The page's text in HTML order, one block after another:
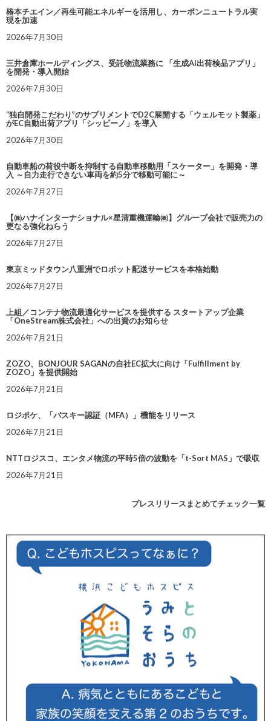
椿本チエイン／再生可能エネルギーを活用し、カーボンニュートラル実
現を加速
2026年7月30日
三井倉庫ホールディングス、受託物流業務に 「生成AI出荷検品アプリ」
を開発・導入開始
2026年7月30日
“独自開発こだわり”のサプリメントでD2C展開する「ウェルモット製薬」
がEC自動出荷アプリ「シッピーノ」を導入
2026年7月30日
自動車船の荷役中断を抑制する自動車移動用「スケーター」を開発・導
入 ～自力走行できない車両を約5分で移動可能に～
2026年7月27日
【㈱ハナインターナショナル×星清重機運輸㈱】グループ会社で販売力の
更なる強化ねらう
2026年7月27日
東京ミッドタウン八重洲でロボット配送サービスを本格始動
2026年7月27日
上組／コンテナ物流最適化サービスを提供する スタートアップ企業
「OneStream株式会社」への出資のお知らせ
2026年7月21日
ZOZO、BONJOUR SAGANの自社EC拡大に向け「Fulfillment by
ZOZO」を提供開始
2026年7月21日
ロジポケ、「パスキー認証（MFA）」機能をリリース
2026年7月21日
NTTロジスコ、エンタメ物流の平時5倍の波動を「t-Sort MAS」で吸収
2026年7月21日
プレスリリースまとめてチェック一覧